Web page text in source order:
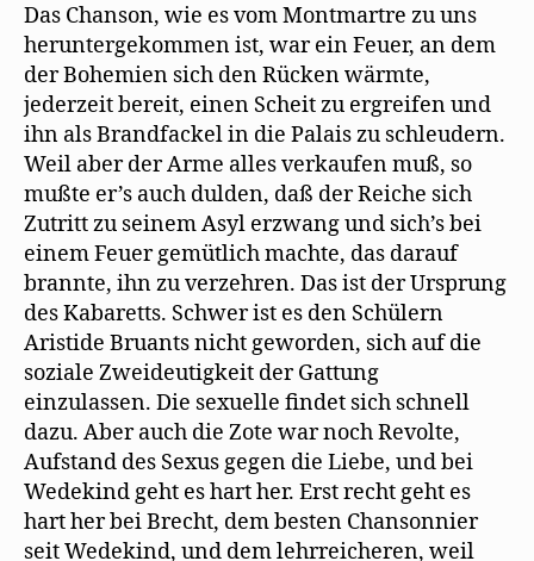
Das Chanson, wie es vom Montmartre zu uns
heruntergekommen ist, war ein Feuer, an dem
der Bohemien sich den Rücken wärmte,
jederzeit bereit, einen Scheit zu ergreifen und
ihn als Brandfackel in die Palais zu schleudern.
Weil aber der Arme alles verkaufen muß, so
mußte er’s auch dulden, daß der Reiche sich
Zutritt zu seinem Asyl erzwang und sich’s bei
einem Feuer gemütlich machte, das darauf
brannte, ihn zu verzehren. Das ist der Ursprung
des Kabaretts. Schwer ist es den Schülern
Aristide Bruants nicht geworden, sich auf die
soziale Zweideutigkeit der Gattung
einzulassen. Die sexuelle findet sich schnell
dazu. Aber auch die Zote war noch Revolte,
Aufstand des Sexus gegen die Liebe, und bei
Wedekind geht es hart her. Erst recht geht es
hart her bei Brecht, dem besten Chansonnier
seit Wedekind, und dem lehrreicheren, weil